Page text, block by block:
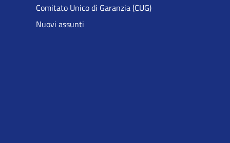
Comitato Unico di Garanzia (CUG)
Nuovi assunti